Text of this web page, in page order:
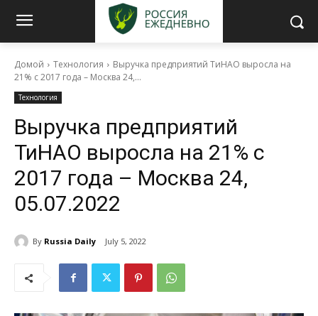
Домой Технология
Выручка предприятий ТиНАО выросла на
21% с 2017 года – Москва 24,...
Технология
Выручка предприятий
ТиНАО выросла на 21% с
2017 года – Москва 24,
05.07.2022
By Russia Daily July 5, 2022